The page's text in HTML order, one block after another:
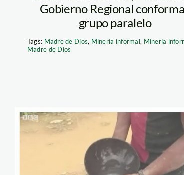
Gobierno Regional
grupo paralelo
Tags: Madre de Dios, Minería informal, Minería
Madre de Dios